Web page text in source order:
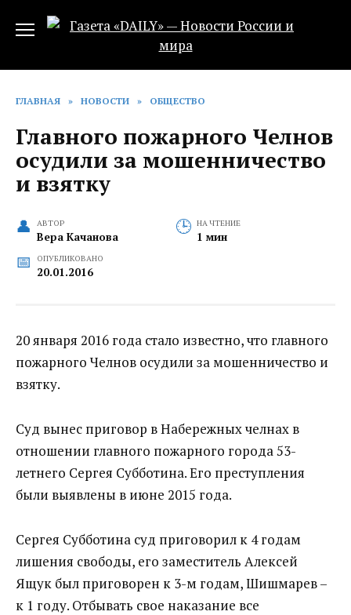
ГЛАВНАЯ » НОВОСТИ » ОБЩЕСТВО
Главного пожарного Челнов
осудили за мошенничество
и взятку
АВТОР
Вера Качанова
НА ЧТЕНИЕ
1 мин
ОПУБЛИКОВАНО
20.01.2016
20 января 2016 года стало известно, что главного
пожарного Челнов осудили за мошенничество и
взятку.
Суд вынес приговор в Набережных челнах в
отношении главного пожарного города 53-
летнего Сергея Субботина. Его преступления
были выявлены в июне 2015 года.
Сергея Субботина суд приговорил к 4 годам
лишения свободы, его заместитель Алексей
Ящук был приговорен к 3-м годам, Шишмарев –
к 1 году. Отбывать свое наказание все